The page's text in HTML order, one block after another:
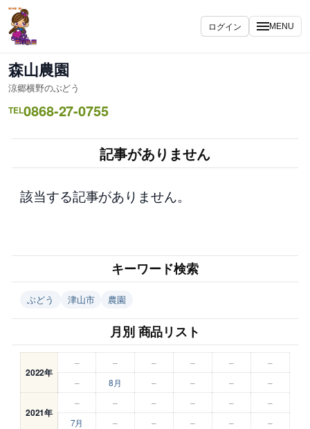
内
容
を
ス
キ
ッ
プ
ログイン MENU
森山農園
涼郷横野のぶどう
TEL0868-27-0755
記事がありません
該当する記事がありません。
キーワード検索
ぶどう 津山市 農園
月別 商品リスト
2022年
– – – – –
–
–
8月 – – – –
2021年
– – – – –
–
7月
– – – – –